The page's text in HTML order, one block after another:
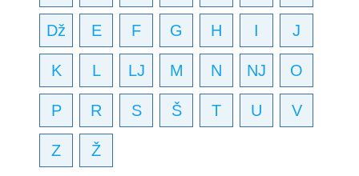
Dž E F G H I J
K L LJ M N NJ O
P R S Š T U V
Z Ž